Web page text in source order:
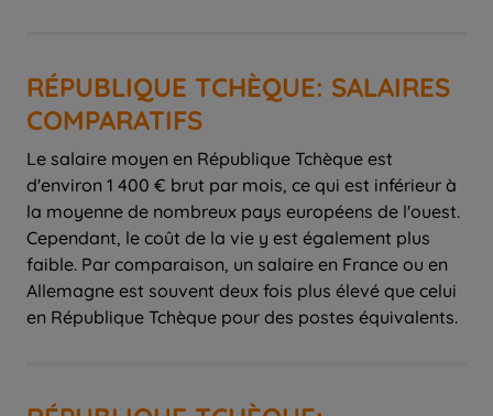
RÉPUBLIQUE TCHÈQUE: SALAIRES
COMPARATIFS
Le salaire moyen en République Tchèque est
d'environ 1 400 € brut par mois, ce qui est inférieur à
la moyenne de nombreux pays européens de l'ouest.
Cependant, le coût de la vie y est également plus
faible. Par comparaison, un salaire en France ou en
Allemagne est souvent deux fois plus élevé que celui
en République Tchèque pour des postes équivalents.